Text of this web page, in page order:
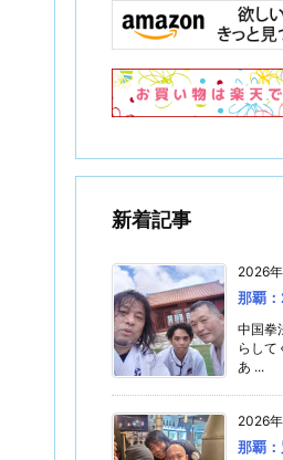
新着記事
2026
那覇
中国拳
らして
あ ...
2026
那覇